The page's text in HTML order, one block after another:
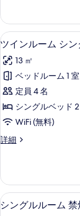
べ
て
の
写
真
を
表
示
す
可
の
す
べ
て
の
写
真
を
す
る
ル
ー
ム
煙
可
の
詳
細
ツ
イ
ン
ル
ー
ム
ン
ル
ベ
ッ
14
ツインルーム シ
13 ㎡
ベッドルーム 1 室
定員 4 名
シングルベッド
WiFi (無料)
詳細
ツ
ー
ム
シ
シ 14
シングルルーム 禁